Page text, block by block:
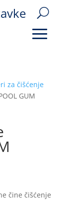
za čišćenje
GUM
čine čišćenje